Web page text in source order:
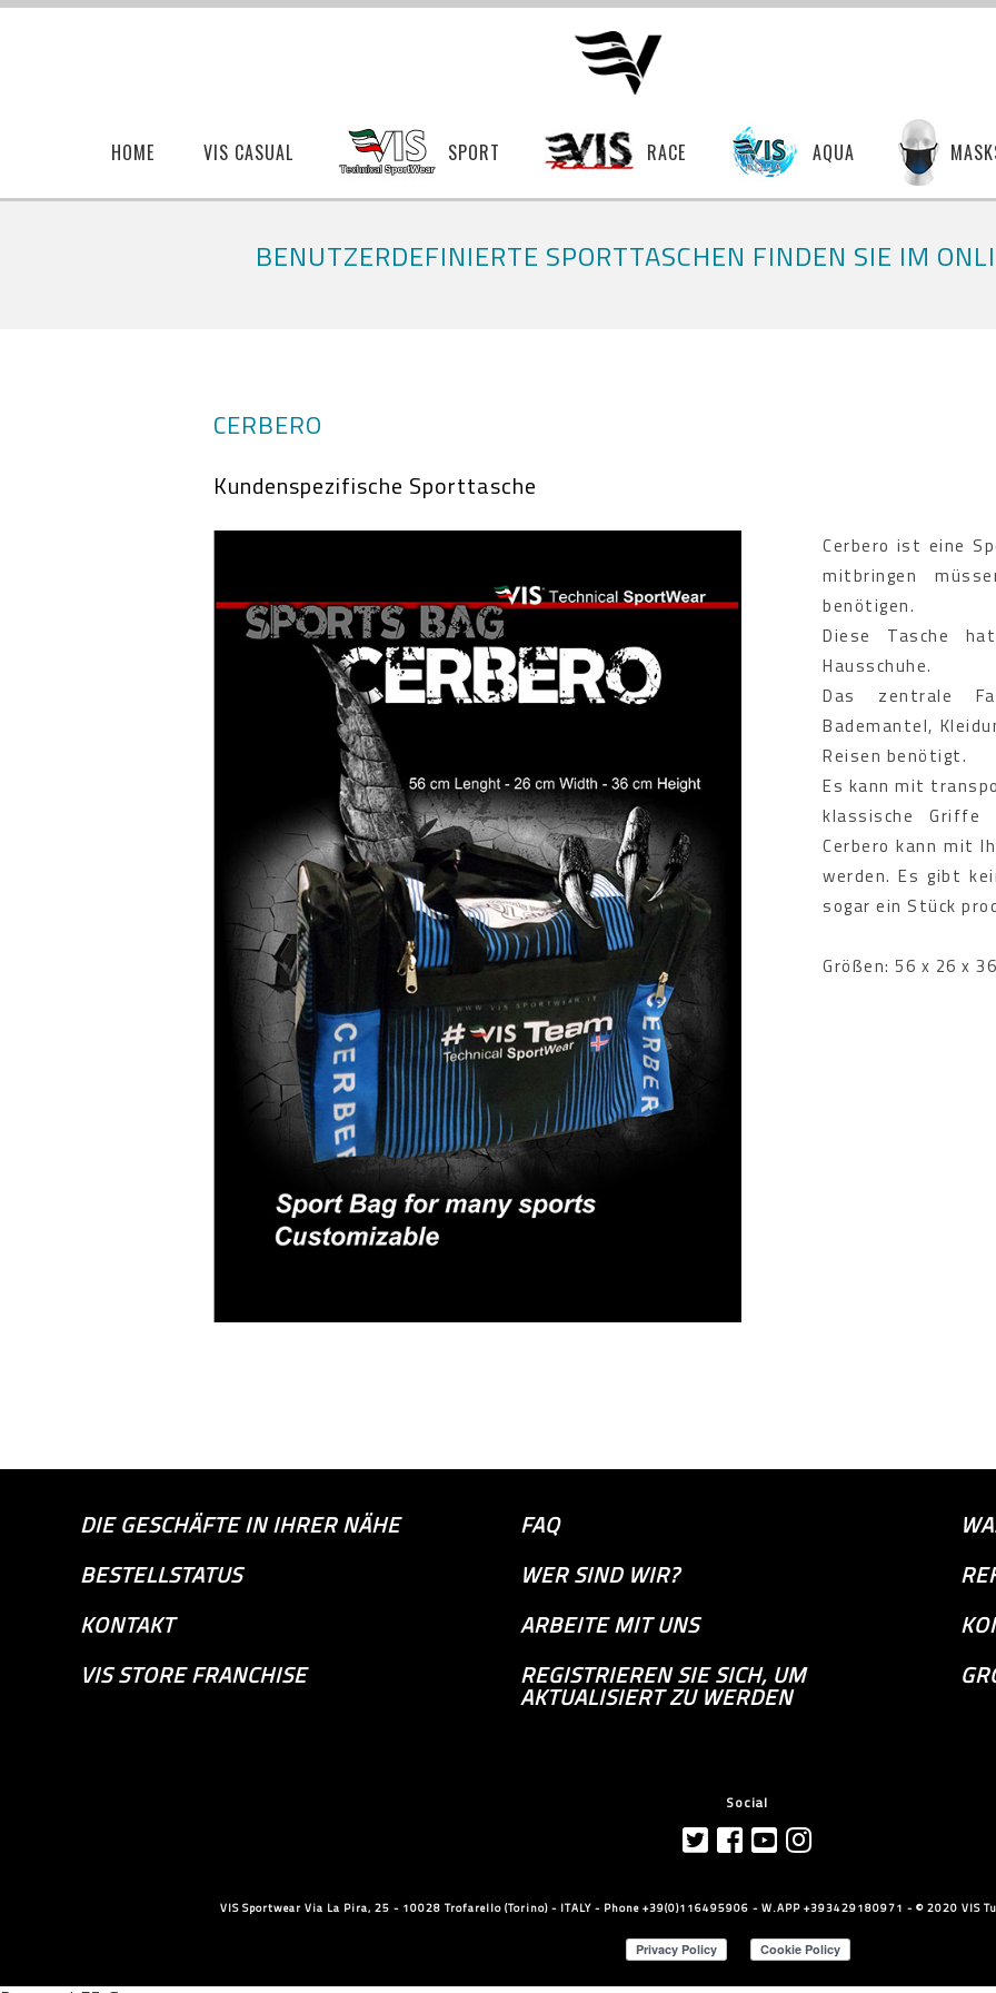
HOME VIS CASUAL SPORT RACE AQUA
BENUTZERDEFINIERTE SPORTTASCHEN FINDEN SIE IM
CERBERO
Kundenspezifische Sporttasche
Cerbero ist eine
mitbringen
benötigen.
Diese Tasche
Hausschuhe.
Das zentrale
Bademantel,
Reisen benötigt.
Es kann mit
klassische
Cerbero kann mit
werden. Es gibt
sogar ein Stück
Größen: 56 x 26 x
DIE GESCHÄFTE IN IHRER NÄHE FAQ
BESTELLSTATUS
WER SIND WIR?
KONTAKT
ARBEITE MIT UNS
VIS STORE FRANCHISE
REGISTRIEREN SIE SICH, UM
AKTUALISIERT ZU WERDEN
Social
VIS Sportwear Via La Pira, 25 - 10028 Trofarello (Torino) - ITALY - Phone +39(0)116495906 - W.APP +393429180971 - © 2020